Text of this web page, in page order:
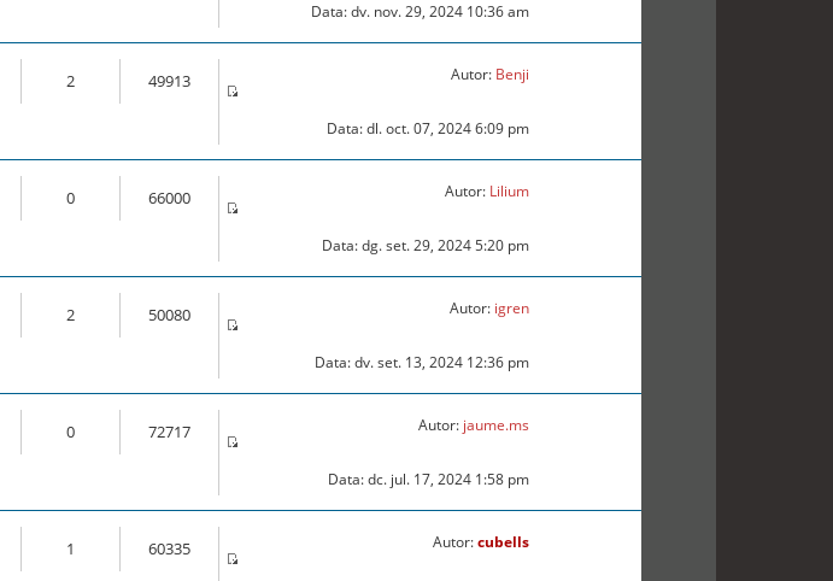
Data: dv. nov. 29, 2024 10:36 am
2 49913 Autor: Benji
Data: dl. oct. 07, 2024 6:09 pm
0 66000 Autor: Lilium
Data: dg. set. 29, 2024 5:20 pm
2 50080 Autor: igren
Data: dv. set. 13, 2024 12:36 pm
0 72717 Autor: jaume.ms
Data: dc. jul. 17, 2024 1:58 pm
1 60335 Autor:cubells